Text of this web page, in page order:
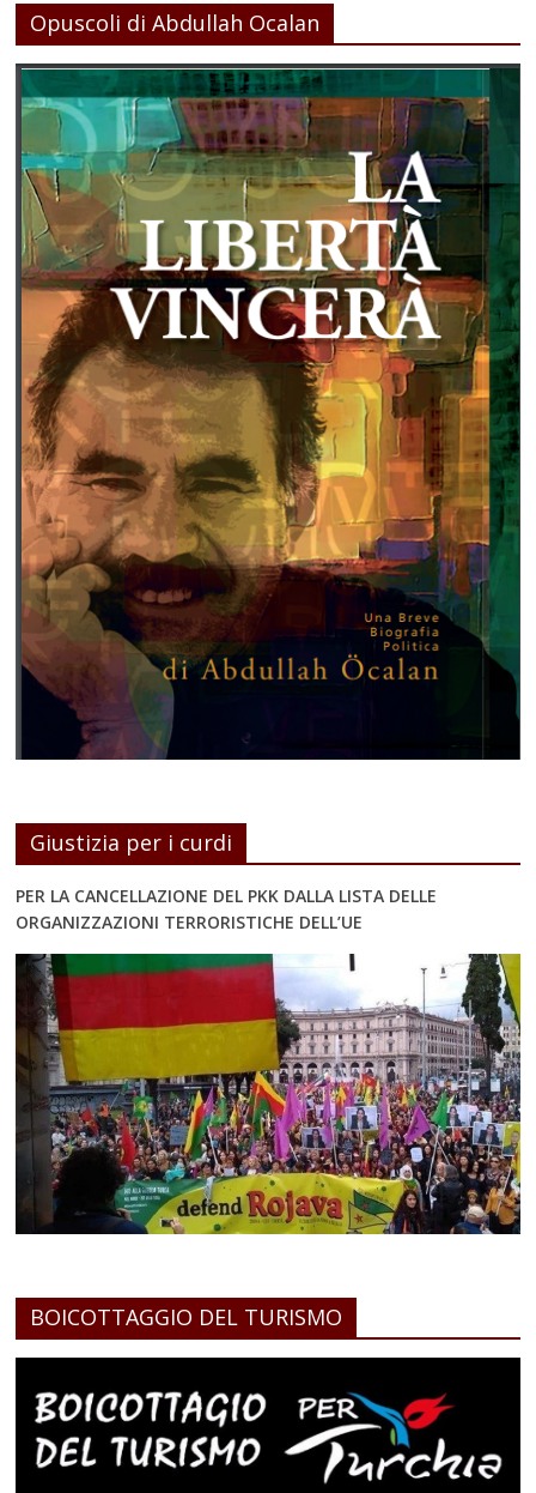
Opuscoli di Abdullah Ocalan
Giustizia per i curdi
PER LA CANCELLAZIONE DEL PKK DALLA LISTA DELLE
ORGANIZZAZIONI TERRORISTICHE DELL’UE
BOICOTTAGGIO DEL TURISMO